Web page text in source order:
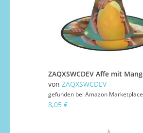
von ZAQXSWCDEV
gefunden bei Amazon Marketplace
8,05 €